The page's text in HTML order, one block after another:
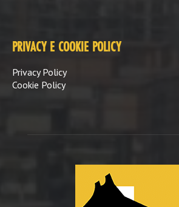
PRIVACY E COOKIE POLICY
Privacy Policy
Cookie Policy